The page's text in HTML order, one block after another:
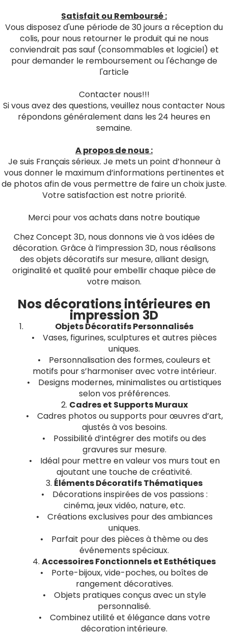
Satisfait ou Remboursé :
Vous disposez d'une période de 30 jours a réception du
colis, pour nous retourner le produit qui ne nous
conviendrait pas sauf (consommables et logiciel) et
pour demander le remboursement ou l'échange de
l'article
Contacter nous!!!
Si vous avez des questions, veuillez nous contacter Nous
répondons généralement dans les 24 heures en
semaine.
A propos de nous :
Je suis Français sérieux. Je mets un point d’honneur à
vous donner le maximum d’informations pertinentes et
de photos afin de vous permettre de faire un choix juste.
Votre satisfaction est notre priorité.
Merci pour vos achats dans notre boutique
Chez Concept 3D, nous donnons vie à vos idées de
décoration. Grâce à l’impression 3D, nous réalisons
des objets décoratifs sur mesure, alliant design,
originalité et qualité pour embellir chaque pièce de
votre maison.
Nos décorations intérieures en
impression 3D
Objets Décoratifs Personnalisés
• Vases, figurines, sculptures et autres pièces
uniques.
• Personnalisation des formes, couleurs et
motifs pour s’harmoniser avec votre intérieur.
• Designs modernes, minimalistes ou artistiques
selon vos préférences.
2. Cadres et Supports Muraux
• Cadres photos ou supports pour œuvres d’art,
ajustés à vos besoins.
• Possibilité d’intégrer des motifs ou des
gravures sur mesure.
• Idéal pour mettre en valeur vos murs tout en
ajoutant une touche de créativité.
3. Éléments Décoratifs Thématiques
• Décorations inspirées de vos passions :
cinéma, jeux vidéo, nature, etc.
• Créations exclusives pour des ambiances
uniques.
• Parfait pour des pièces à thème ou des
événements spéciaux.
4. Accessoires Fonctionnels et Esthétiques
• Porte-bijoux, vide-poches, ou boîtes de
rangement décoratives.
• Objets pratiques conçus avec un style
personnalisé.
• Combinez utilité et élégance dans votre
décoration intérieure.